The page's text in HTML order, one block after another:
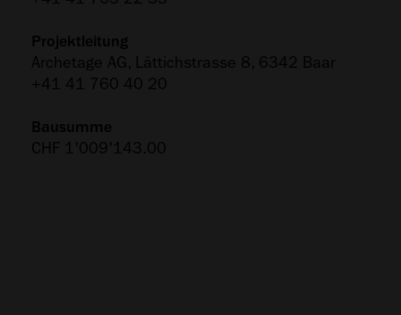
Projektleitung
Archetage AG, Lättichstrasse 8, 6342 Baar
+41 41 760 40 20
Bausumme
CHF 1'009'143.00